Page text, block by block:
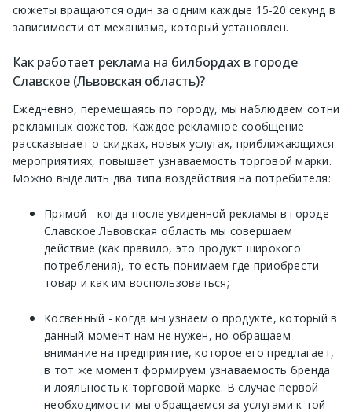
сюжеты вращаются один за одним каждые 15-20 секунд в
зависимости от механизма, который установлен.
Как работает реклама на билбордах в городе
Славское (Львовская область)?
Ежедневно, перемещаясь по городу, мы наблюдаем сотни
рекламных сюжетов. Каждое рекламное сообщение
рассказывает о скидках, новых услугах, приближающихся
мероприятиях, повышает узнаваемость торговой марки.
Можно выделить два типа воздействия на потребителя:
Прямой - когда после увиденной рекламы в городе
Славское Львовская область мы совершаем
действие (как правило, это продукт широкого
потребления), то есть понимаем где приобрести
товар и как им воспользоваться;
Косвенный - когда мы узнаем о продукте, который в
данный момент нам не нужен, но обращаем
внимание на предприятие, которое его предлагает,
в тот же момент формируем узнаваемость бренда
и лояльность к торговой марке. В случае первой
необходимости мы обращаемся за услугами к той